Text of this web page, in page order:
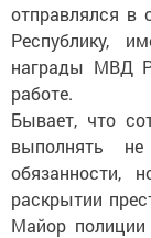
отправлялся в
Республику,
награды МВД
работе.
Бывает, что
выполнять
обязанности,
раскрытии
Майор полиции